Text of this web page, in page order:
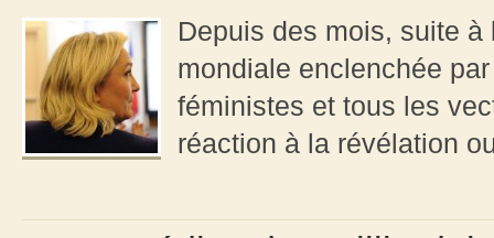
Depuis des mois, suite
mondiale enclenchée
féministes et tous les
réaction à la révélation